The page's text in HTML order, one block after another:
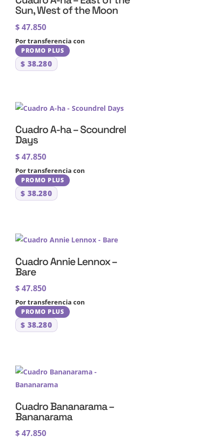
Sun, West of the Moon
$47.850
Por transferencia con
PROMO PLUS
$ 38.280
Cuadro A-ha – Scoundrel
Days
$47.850
Por transferencia con
PROMO PLUS
$ 38.280
Cuadro Annie Lennox –
Bare
$47.850
Por transferencia con
PROMO PLUS
$ 38.280
Cuadro Bananarama –
Bananarama
$47.850